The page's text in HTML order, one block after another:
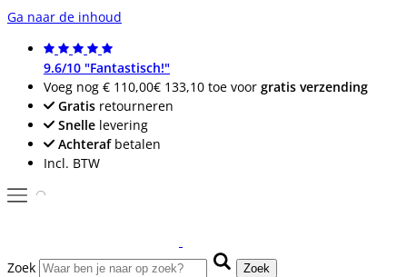
Ga naar de inhoud
9.6/10 "Fantastisch!"
Voeg nog € 110,00€ 133,10 toe voor gratis verzending
Gratis retourneren
Snelle levering
Achterafbetalen
Incl. BTW
Zoek Zoek